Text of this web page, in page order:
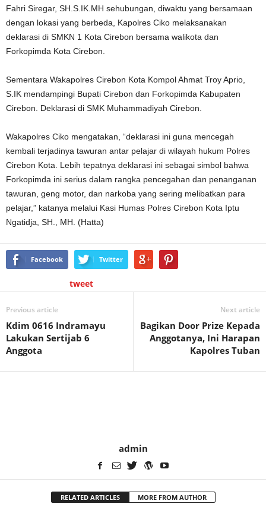
Fahri Siregar, SH.S.IK.MH sehubungan, diwaktu yang bersamaan
dengan lokasi yang berbeda, Kapolres Ciko melaksanakan
deklarasi di SMKN 1 Kota Cirebon bersama walikota dan
Forkopimda Kota Cirebon.
Sementara Wakapolres Cirebon Kota Kompol Ahmat Troy Aprio,
S.IK mendampingi Bupati Cirebon dan Forkopimda Kabupaten
Cirebon. Deklarasi di SMK Muhammadiyah Cirebon.
Wakapolres Ciko mengatakan, “deklarasi ini guna mencegah
kembali terjadinya tawuran antar pelajar di wilayah hukum Polres
Cirebon Kota. Lebih tepatnya deklarasi ini sebagai simbol bahwa
Forkopimda ini serius dalam rangka pencegahan dan penanganan
tawuran, geng motor, dan narkoba yang sering melibatkan para
pelajar,” katanya melalui Kasi Humas Polres Cirebon Kota Iptu
Ngatidja, SH., MH. (Hatta)
Facebook Twitter
tweet
Previous article
Kdim 0616 Indramayu
Lakukan Sertijab 6
Anggota
Next article
Bagikan Door Prize Kepada
Anggotanya, Ini Harapan
Kapolres Tuban
admin
RELATED ARTICLES MORE FROM AUTHOR